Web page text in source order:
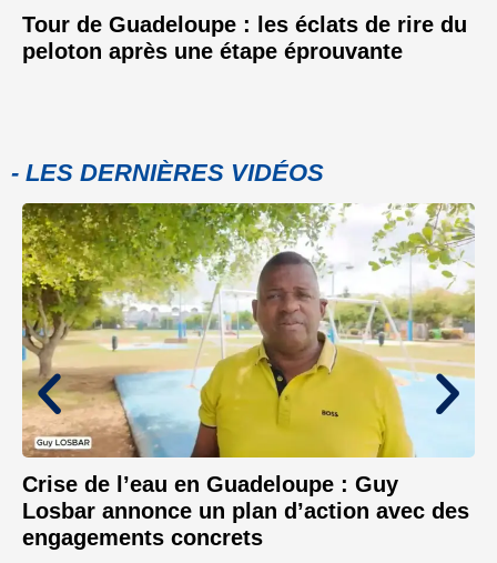
Tour de Guadeloupe : les éclats de rire du
peloton après une étape éprouvante
- LES DERNIÈRES VIDÉOS
Crise de l’eau en Guadeloupe : Guy
Losbar annonce un plan d’action avec des
engagements concrets